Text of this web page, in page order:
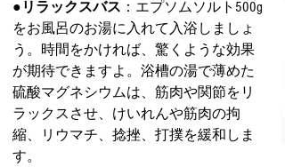
●リラックスバス ：エプソムソルト500g
をお風呂のお湯に入れて入浴しましょ
う。時間をかければ、驚くような効果
が期待できますよ。浴槽の湯で薄めた
硫酸マグネシウムは、筋肉や関節をリ
ラックスさせ、けいれんや筋肉の拘
縮、リウマチ、捻挫、打撲を緩和しま
す。